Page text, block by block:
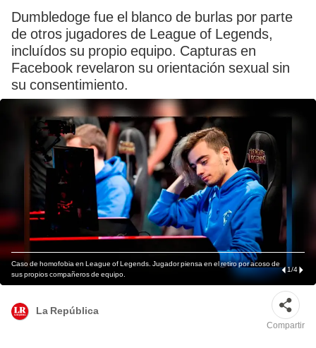
Dumbledoge fue el blanco de burlas por parte
de otros jugadores de League of Legends,
incluídos su propio equipo. Capturas en
Facebook revelaron su orientación sexual sin
su consentimiento.
Caso de homofobia en League of Legends. Jugador piensa en el retiro por acoso de
sus propios compañeros de equipo.
1/4
La República
Compartir